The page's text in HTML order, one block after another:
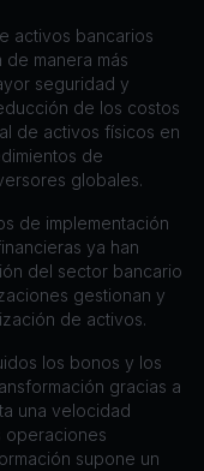
activos bancarios
manera más
seguridad y
de los costos
de activos físicos en
de
globales.
de implementación
ya han
del sector bancario
gestionan y
de activos.
los bonos y los
gracias a
una velocidad
operaciones
supone un